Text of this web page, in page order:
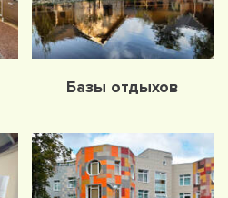
Базы отдыхов